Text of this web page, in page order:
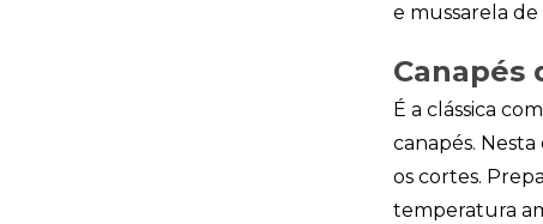
e mussarela de
Canapés
É a clássica
canapés.
os cortes.
temperatura